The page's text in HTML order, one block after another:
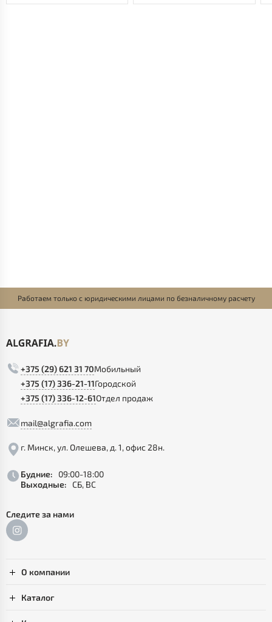
Работаем только с юридическими лицами по безналичному расчету
+375 (29) 621 31 70Мобильный
+375 (17) 336-21-11Городской
+375 (17) 336-12-61Отдел продаж
mail@algrafia.com
г. Минск, ул. Олешева, д. 1, офис 28н.
Будние:
09:00-18:00
Выходные: СБ, ВС
Следите за нами
О компании
Каталог